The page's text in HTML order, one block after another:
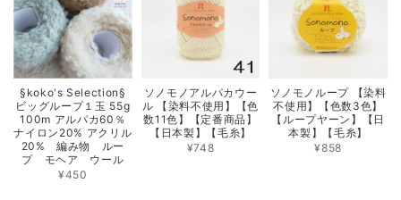
§koko's Selection§
ビッグループ１玉 55g
100m アルパカ60％
ナイロン20% アクリル
20% 編み物 ルー
プ モヘア ウール
¥450
ソノモノアルパカウー
ル 【染料不使用】【色
数11色】【定番商品】
【日本製】【毛糸】
¥748
ソノモノループ 【染料
不使用】【色数3色】
【ループヤーン】【日
本製】【毛糸】
¥858